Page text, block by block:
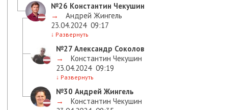
№26 Константин Чекушин
→
Андрей Жингель
23.04.2024 09:17
↓ Развернуть
№27 Александр Соколов
→
Константин Чекушин
23.04.2024 09:19
↓ Развернуть
№30 Андрей Жингель
→
Константин Чекушин